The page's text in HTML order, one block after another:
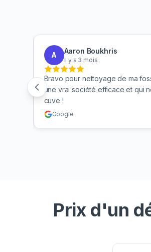
A Aaron Boukhris
Il y a 3 mois
Bravo pour nettoyage de ma
une vrai société efficace et qui
cuve !
Google
Prix d'un